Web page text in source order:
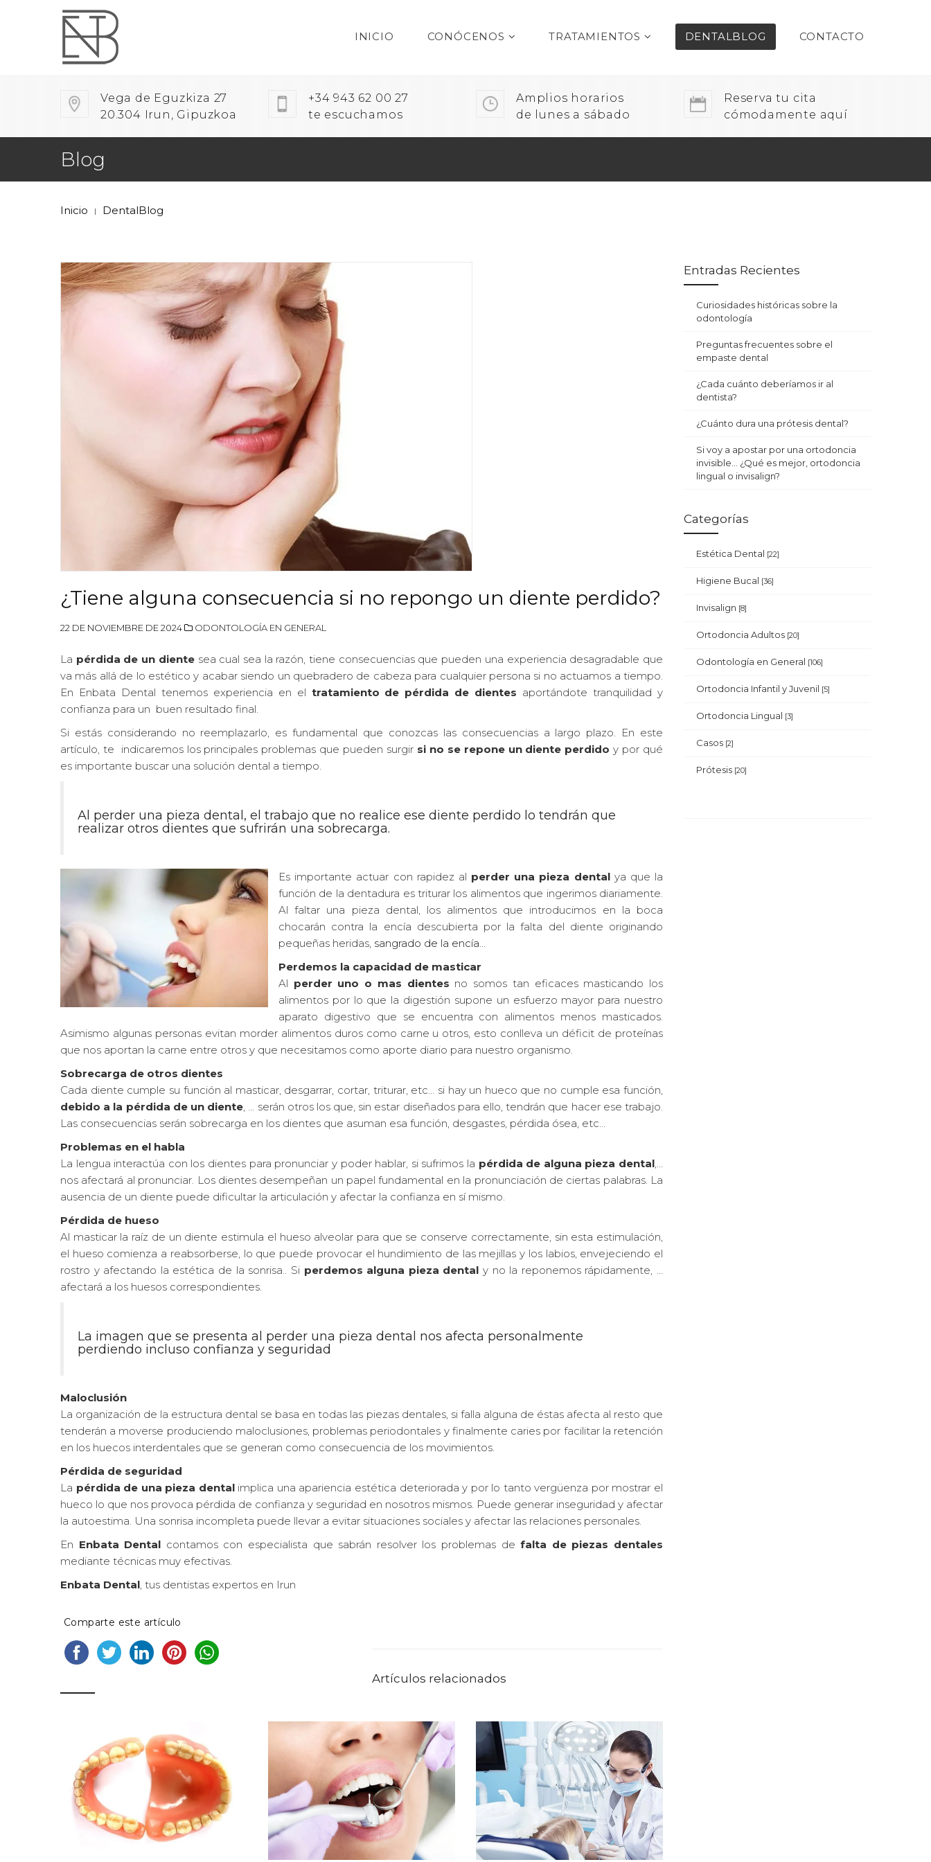
INICIO CONÓCENOS TRATAMIENTOS DENTALBLOG CONTACTO
Vega de Eguzkiza 27
20.304 Irun, Gipuzkoa
+34 943 62 00 27
te escuchamos
Amplios horarios
de lunes a sábado
Reserva tu cita
cómodamente aquí
Blog
Inicio | DentalBlog
¿Tiene alguna consecuencia si no repongo un diente perdido?
22 DE NOVIEMBRE DE 2024 ODONTOLOGÍA EN GENERAL
La pérdida de un dientesea cual sea la razón, tiene consecuencias que pueden una experiencia desagradable que
va más allá de lo estético y acabar siendo un quebradero de cabeza para cualquier persona si no actuamos a tiempo.
En Enbata Dental tenemos experiencia en el tratamiento de pérdida de dientes aportándote tranquilidad y
confianza para un buen resultado final.
Si estás considerando no reemplazarlo, es fundamental que conozcas las consecuencias a largo plazo. En este
artículo, te indicaremos los principales problemas que pueden surgir si no se repone un diente perdido y por qué
es importante buscar una solución dental a tiempo.
Al perder una pieza dental, el trabajo que no realice ese diente perdido lo tendrán que
realizar otros dientes que sufrirán una sobrecarga.
Es importante actuar con rapidez al perder una pieza dentalya que la
función de la dentadura es triturar los alimentos que ingerimos diariamente.
Al faltar una pieza dental, los alimentos que introducimos en la boca
chocarán contra la encía descubierta por la falta del diente originando
pequeñas heridas, sangrado de la encía
Perdemos la capacidad de masticar
Al perder uno o mas dientes no somos tan eficaces masticando los
alimentos por lo que la digestión supone un esfuerzo mayor para nuestro
aparato digestivo que se encuentra con alimentos menos masticados.
Asimismo algunas personas evitan morder alimentos duros como carne u otros, esto conlleva un déficit de proteínas
que nos aportan la carne entre otros y que necesitamos como aporte diario para nuestro organismo.
Sobrecarga de otros dientes
Cada diente cumple su función al masticar, desgarrar, cortar, triturar, etc… si hay un hueco que no cumple esa función,
debido a la pérdida de un diente , … serán otros los que, sin estar diseñados para ello, tendrán que hacer ese trabajo.
Las consecuencias serán sobrecarga en los dientes que asuman esa función, desgastes, pérdida ósea, etc…
Problemas en el habla
La lengua interactúa con los dientes para pronunciar y poder hablar, si sufrimos la pérdida de alguna pieza dental
nos afectará al pronunciar. Los dientes desempeñan un papel fundamental en la pronunciación de ciertas palabras. La
ausencia de un diente puede dificultar la articulación y afectar la confianza en sí mismo.
Pérdida de hueso
Al masticar la raíz de un diente estimula el hueso alveolar para que se conserve correctamente, sin esta estimulación,
el hueso comienza a reabsorberse, lo que puede provocar el hundimiento de las mejillas y los labios, envejeciendo el
rostro y afectando la estética de la sonrisa.. Si perdemos alguna pieza dental y no la reponemos rápidamente, …
afectará a los huesos correspondientes.
La imagen que se presenta al perder una pieza dental nos afecta personalmente
perdiendo incluso confianza y seguridad
Maloclusión
La organización de la estructura dental se basa en todas las piezas dentales, si falla alguna de éstas afecta al resto que
tenderán a moverse produciendo maloclusiones, problemas periodontales y finalmente caries por facilitar la retención
en los huecos interdentales que se generan como consecuencia de los movimientos.
Pérdida de seguridad
La pérdida de una pieza dental implica una apariencia estética deteriorada y por lo tanto vergüenza por mostrar el
hueco lo que nos provoca pérdida de confianza y seguridad en nosotros mismos. Puede generar inseguridad y afectar
la autoestima. Una sonrisa incompleta puede llevar a evitar situaciones sociales y afectar las relaciones personales.
En Enbata Dental contamos con especialista que sabrán resolver los problemas de falta de piezas dentales
mediante técnicas muy efectivas.
Enbata Dental , tus dentistas expertos en Irun
Comparte este artículo
Artículos relacionados
Entradas Recientes
Curiosidades históricas sobre la
odontología
Preguntas frecuentes sobre el
empaste dental
¿Cada cuánto deberíamos ir al
dentista?
¿Cuánto dura una prótesis dental?
Si voy a apostar por una ortodoncia
invisible… ¿Qué es mejor, ortodoncia
lingual o invisalign?
Categorías
Estética Dental [22]
Higiene Bucal [36]
Invisalign [8]
Ortodoncia Adultos [20]
Odontología en General [106]
Ortodoncia Infantil y Juvenil [5]
Ortodoncia Lingual [3]
Casos [2]
Prótesis [20]